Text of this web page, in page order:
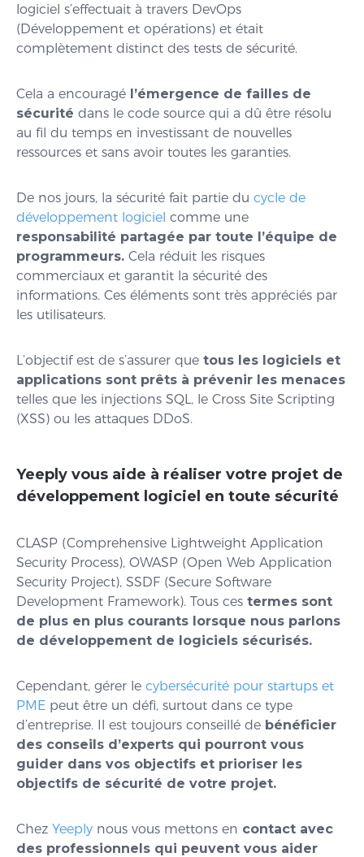
logiciel s’effectuait à travers DevOps
(Développement et opérations) et était
complètement distinct des tests de sécurité.
Cela a encouragé l’émergence de failles de
sécurité dans le code source qui a dû être résolu
au fil du temps en investissant de nouvelles
ressources et sans avoir toutes les garanties.
De nos jours, la sécurité fait partie du cycle de
développement logiciel comme une
responsabilité partagée par toute l’équipe de
programmeurs. Cela réduit les risques
commerciaux et garantit la sécurité des
informations. Ces éléments sont très appréciés par
les utilisateurs.
L’objectif est de s’assurer que tous les logiciels et
applications sont prêts à prévenir les menaces
telles que les injections SQL, le Cross Site Scripting
(XSS) ou les attaques DDoS.
Yeeply vous aide à réaliser votre projet de
développement logiciel en toute sécurité
CLASP (Comprehensive Lightweight Application
Security Process), OWASP (Open Web Application
Security Project), SSDF (Secure Software
Development Framework). Tous ces termes sont
de plus en plus courants lorsque nous parlons
de développement de logiciels sécurisés.
Cependant, gérer le cybersécurité pour startups et
PME peut être un défi, surtout dans ce type
d’entreprise. Il est toujours conseillé de bénéficier
des conseils d’experts qui pourront vous
guider dans vos objectifs et prioriser les
objectifs de sécurité de votre projet.
Chez Yeeply nous vous mettons en contact avec
des professionnels qui peuvent vous aider